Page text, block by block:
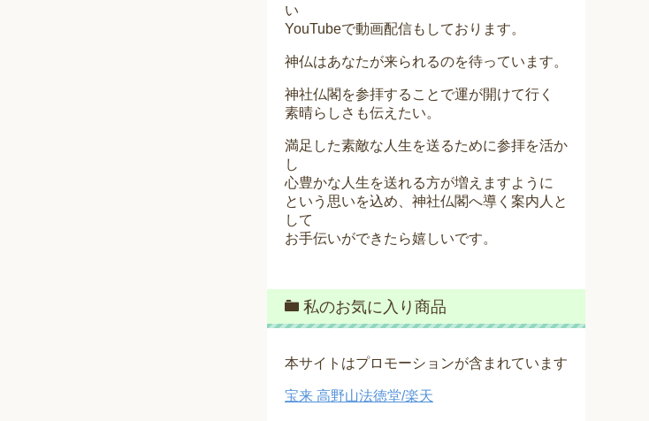
い
YouTubeで動画配信もしております。
神仏はあなたが来られるのを待っています。
神社仏閣を参拝することで運が開けて行く
素晴らしさも伝えたい。
満足した素敵な人生を送るために参拝を活か
し
心豊かな人生を送れる方が増えますように
という思いを込め、神社仏閣へ導く案内人と
して
お手伝いができたら嬉しいです。
私のお気に入り商品
本サイトはプロモーションが含まれています
宝来 高野山法徳堂/楽天